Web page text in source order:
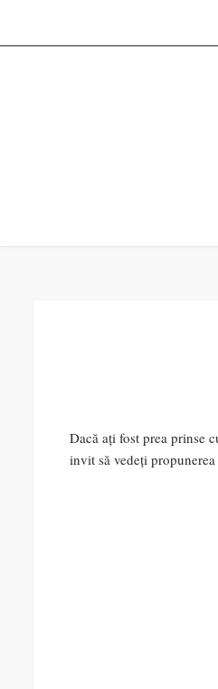
Dacă ați fost prea prinse
invit să vedeți